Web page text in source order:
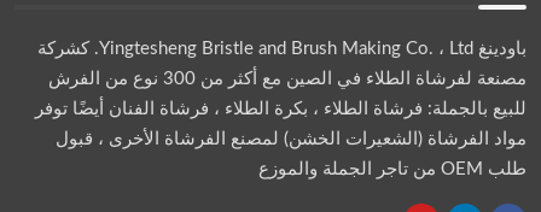
باودينغ Yingtesheng Bristle and Brush Making Co. ، Ltd.
كشركة
مصنعة لفرشاة الطلاء في الصين مع أكثر من 300 نوع من الفرش
للبيع بالجملة: فرشاة الطلاء ، بكرة الطلاء ، فرشاة الفنان أيضًا توفر
مواد الفرشاة (الشعيرات الخشن) لمصنع الفرشاة الأخرى ، قبول
طلب OEM من تاجر الجملة والموزع